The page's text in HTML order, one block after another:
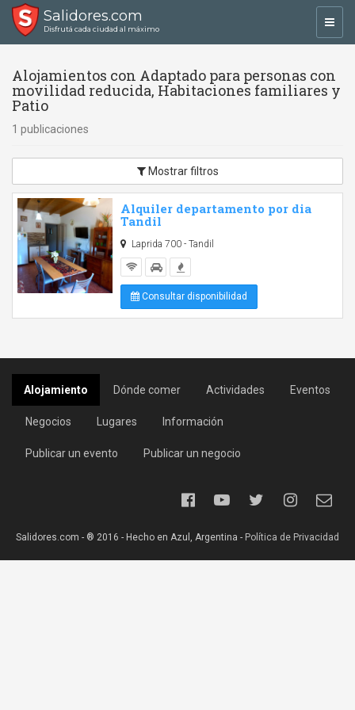
Salidores.com
Disfrutá cada ciudad al máximo
Alojamientos con Adaptado para personas con
movilidad reducida, Habitaciones familiares y
Patio
1 publicaciones
Mostrar filtros
Alquiler departamento por dia
Tandil
Laprida 700 - Tandil
Consultar disponibilidad
Alojamiento Dónde comer Actividades Eventos
Negocios Lugares Información
Publicar un evento Publicar un negocio
Salidores.com - ® 2016 - Hecho en Azul, Argentina - Política de Privacidad